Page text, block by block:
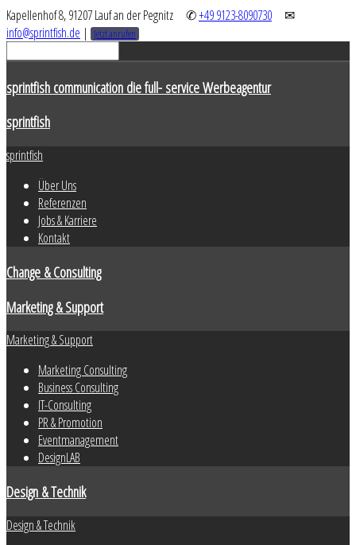
Kapellenhof 8, 91207 Lauf an der Pegnitz ✆+49 9123-8090730
✉
info@sprintfish.de | Jetzt anrufen
sprintfish communication die full- service Werbeagentur
sprintfish
sprintfish
Über Uns
Referenzen
Jobs & Karriere
Kontakt
Change & Consulting
Marketing & Support
Marketing & Support
Marketing Consulting
Business Consulting
IT-Consulting
PR & Promotion
Eventmanagement
DesignLAB
Design & Technik
Design & Technik